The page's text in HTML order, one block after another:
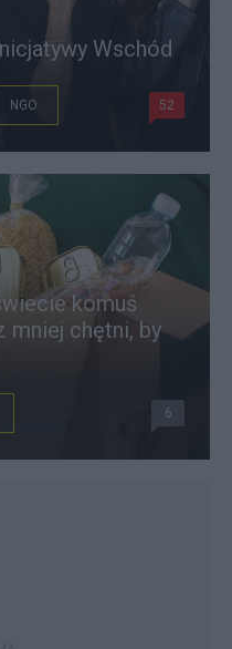
Wschód
NGO 52
komuś
mniej chętni, by
6